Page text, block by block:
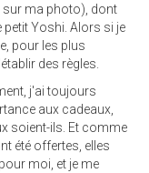
sur ma photo), dont
Yoshi. Alors si je
pour les plus
des règles.
j'ai toujours
aux cadeaux,
soient-ils. Et comme
été offertes, elles
moi, et je me